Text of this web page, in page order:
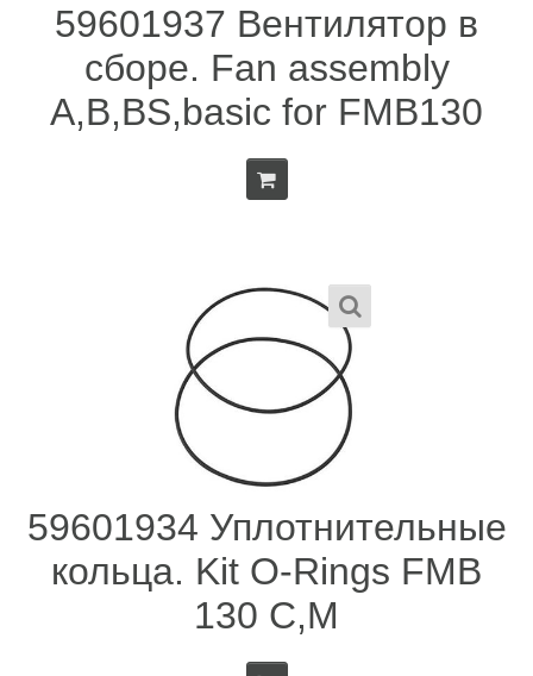
59601937 Вентилятор в
сборе. Fan assembly
A,B,BS,basic for FMB130
59601934 Уплотнительные
кольца. Kit O-Rings FMB
130 C,M